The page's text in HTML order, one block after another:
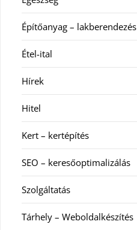
Építőanyag – lakberendezés
Étel-ital
Hírek
Hitel
Kert – kertépítés
SEO – keresőoptimalizálás
Szolgáltatás
Tárhely – Weboldalkészítés